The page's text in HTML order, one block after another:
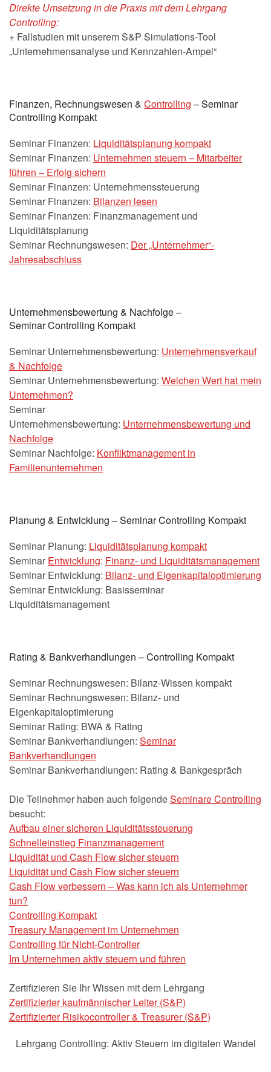
Direkte Umsetzung in die Praxis mit dem Lehrgang
Controlling:
+ Fallstudien mit unserem S&P Simulations-Tool
„Unternehmensanalyse und Kennzahlen-Ampel“
Finanzen, Rechnungswesen & Controlling – Seminar
Controlling Kompakt
Seminar Finanzen: Liquiditätsplanung kompakt
Seminar Finanzen: Unternehmen steuern – Mitarbeiter
führen – Erfolg sichern
Seminar Finanzen: Unternehmenssteuerung
Seminar Finanzen: Bilanzen lesen
Seminar Finanzen: Finanzmanagement und
Liquiditätsplanung
Seminar Rechnungswesen: Der „Unternehmer“-
Jahresabschluss
Unternehmensbewertung & Nachfolge –
Seminar Controlling Kompakt
Seminar Unternehmensbewertung: Unternehmensverkauf
& Nachfolge
Seminar Unternehmensbewertung: Welchen Wert hat mein
Unternehmen?
Seminar
Unternehmensbewertung: Unternehmensbewertung und
Nachfolge
Seminar Nachfolge: Konfliktmanagement in
Familienunternehmen
Planung & Entwicklung – Seminar Controlling Kompakt
Seminar Planung: Liquiditätsplanung kompakt
Seminar Entwicklung: Finanz- und Liquiditätsmanagement
Seminar Entwicklung: Bilanz- und Eigenkapitaloptimierung
Seminar Entwicklung: Basisseminar
Liquiditätsmanagement
Rating & Bankverhandlungen – Controlling Kompakt
Seminar Rechnungswesen: Bilanz-Wissen kompakt
Seminar Rechnungswesen: Bilanz- und
Eigenkapitaloptimierung
Seminar Rating: BWA & Rating
Seminar Bankverhandlungen: Seminar
Bankverhandlungen
Seminar Bankverhandlungen: Rating & Bankgespräch
Die Teilnehmer haben auch folgendeSeminare Controlling
besucht:
Aufbau einer sicheren Liquiditätssteuerung
Schnelleinstieg Finanzmanagement
Liquidität und Cash Flow sicher steuern
Liquidität und Cash Flow sicher steuern
Cash Flow verbessern – Was kann ich als Unternehmer
tun?
Controlling Kompakt
Treasury Management im Unternehmen
Controlling für Nicht-Controller
Im Unternehmen aktiv steuern und führen
Zertifizieren Sie Ihr Wissen mit dem Lehrgang
Zertifizierter kaufmännischer Leiter (S&P)
Zertifizierter Risikocontroller & Treasurer (S&P)
Lehrgang Controlling: Aktiv Steuern im digitalen Wandel